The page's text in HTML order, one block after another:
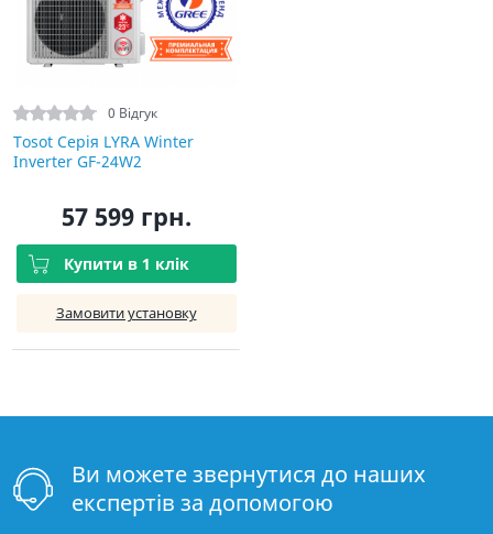
0 Відгук
Tosot Серія LYRA Winter
Inverter GF-24W2
57 599 грн.
Купити в 1 клік
Замовити установку
Ви можете звернутися до наших
експертів за допомогою